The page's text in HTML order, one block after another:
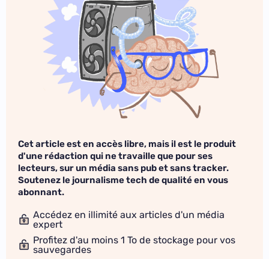
Cet article est en accès libre, mais il est le produit
d'une rédaction qui ne travaille que pour ses
lecteurs, sur un média sans pub et sans tracker.
Soutenez le journalisme tech de qualité en vous
abonnant.
Accédez en illimité aux articles d'un média
expert
Profitez d'au moins 1 To de stockage pour vos
sauvegardes